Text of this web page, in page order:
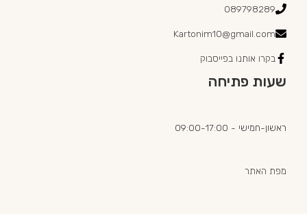
089798289
Kartonim10@gmail.com
בקרו אותנו בפייסבוק
שעות פתיחה
ראשון-חמישי - 09:00-17:00
מפת האתר